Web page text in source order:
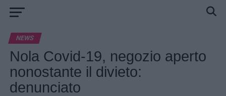
NEWS
Nola Covid-19, negozio aperto
nonostante il divieto:
denunciato